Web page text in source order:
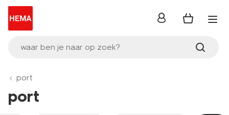
waar ben je naar op zoek?
inloggen
port
port